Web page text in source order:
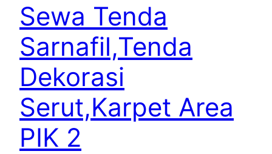
Sewa Tenda
Sarnafil,Tenda
Dekorasi
Serut,Karpet Area
PIK 2